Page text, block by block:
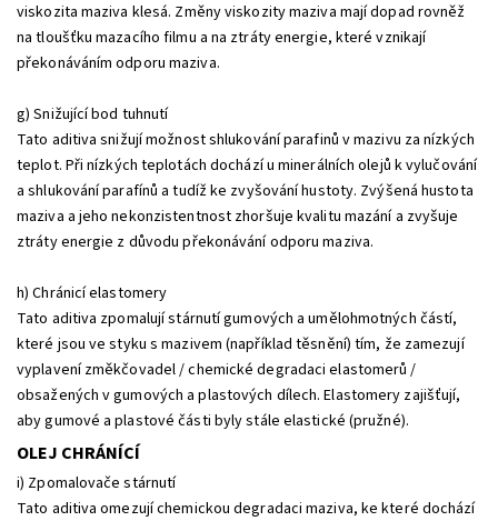
viskozita maziva klesá. Změny viskozity maziva mají dopad rovněž
na tloušťku mazacího filmu a na ztráty energie, které vznikají
překonáváním odporu maziva.
g) Snižující bod tuhnutí
Tato aditiva snižují možnost shlukování parafinů v mazivu za nízkých
teplot. Při nízkých teplotách dochází u minerálních olejů k vylučování
a shlukování parafínů a tudíž ke zvyšování hustoty. Zvýšená hustota
maziva a jeho nekonzistentnost zhoršuje kvalitu mazání a zvyšuje
ztráty energie z důvodu překonávání odporu maziva.
h) Chránicí elastomery
Tato aditiva zpomalují stárnutí gumových a umělohmotných částí,
které jsou ve styku s mazivem (například těsnění) tím, že zamezují
vyplavení změkčovadel / chemické degradaci elastomerů /
obsažených v gumových a plastových dílech. Elastomery zajišťují,
aby gumové a plastové části byly stále elastické (pružné).
OLEJ CHRÁNÍCÍ
i) Zpomalovače stárnutí
Tato aditiva omezují chemickou degradaci maziva, ke které dochází